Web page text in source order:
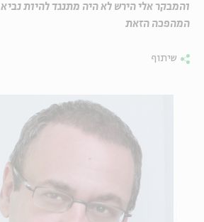
והמבקר אלי הירש לא היה מתנגד להיות נביא
המהפכה הזאת
שיתוף